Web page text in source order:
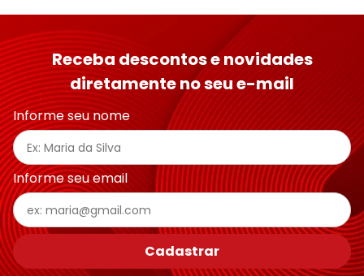
Receba descontos e novidades
diretamente no seu e-mail
Informe seu nome
Informe seu email
Cadastrar